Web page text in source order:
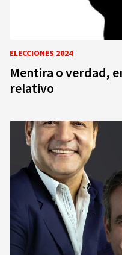
ELECCIONES 2024
Mentira o verdad,
relativo